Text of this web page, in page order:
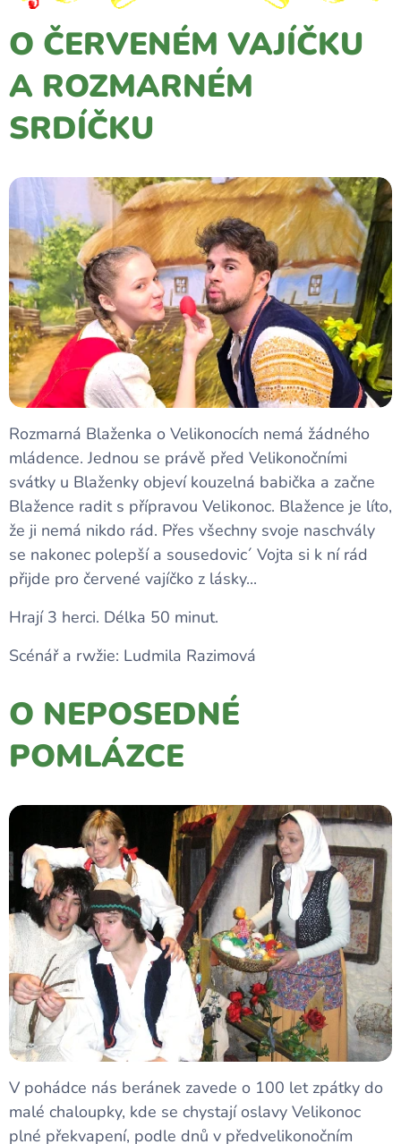
O ČERVENÉM VAJÍČKU
A ROZMARNÉM
SRDÍČKU
Rozmarná Blaženka o Velikonocích nemá žádného
mládence. Jednou se právě před Velikonočními
svátky u Blaženky objeví kouzelná babička a začne
Blažence radit s přípravou Velikonoc. Blažence je líto,
že ji nemá nikdo rád. Přes všechny svoje naschvály
se nakonec polepší a sousedovic´ Vojta si k ní rád
přijde pro červené vajíčko z lásky...
Hrají 3 herci. Délka 50 minut.
Scénář a rwžie: Ludmila Razimová
O NEPOSEDNÉ
POMLÁZCE
V pohádce nás beránek zavede o 100 let zpátky do
malé chaloupky, kde se chystají oslavy Velikonoc
plné překvapení, podle dnů v předvelikonočním